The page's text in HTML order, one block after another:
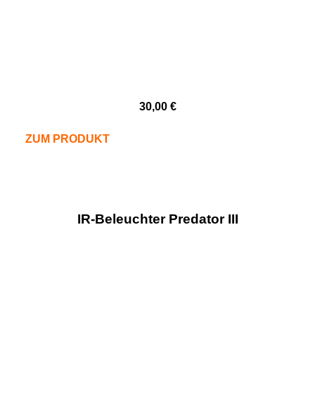
30,00 €
ZUM PRODUKT
IR-Beleuchter Predator III